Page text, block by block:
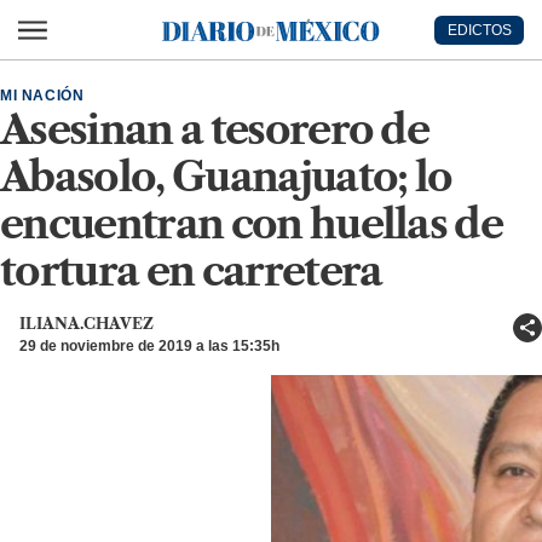
Diario de México
EDICTOS
Asesinan a tesorero de
Abasolo, Guanajuato; lo
encuentran con huellas de
tortura en carretera
MI NACIÓN
ILIANA.CHAVEZ
29 de noviembre de 2019 a las 15:35h